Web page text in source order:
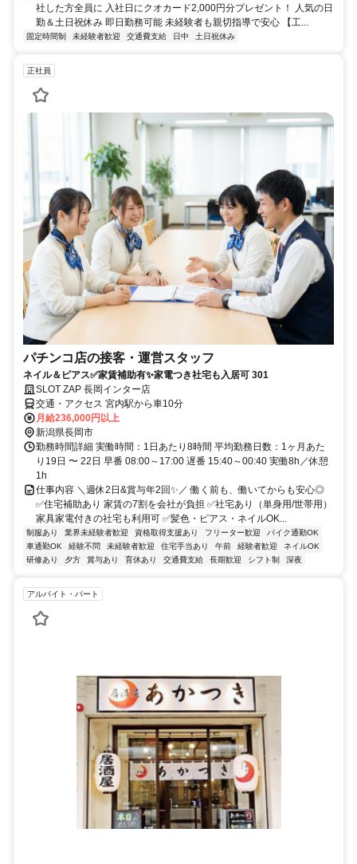
社した方全員に 入社日にクオカード2,000円分プレゼント！ 人気の日
勤＆土日祝休み 即日勤務可能 未経験者も親切指導で安心 【工...
固定時間制 未経験者歓迎 交通費支給 日中 土日祝休み
正社員
パチンコ店の接客・運営スタッフ
ネイル＆ピアス✅家賃補助有✨️家電つき社宅も入居可 301
SLOT ZAP 長岡インター店
交通・アクセス 宮内駅から車10分
月給236,000円以上
新潟県長岡市
勤務時間詳細 実働時間：1日あたり8時間 平均勤務日数：1ヶ月あた
り19日 〜 22日 早番 08:00～17:00 遅番 15:40～00:40 実働8h／休憩
1h
仕事内容 ＼週休2日&賞与年2回✨️／ 働く前も、働いてからも安心◎
✅住宅補助あり 家賃の7割を会社が負担 ✅社宅あり（単身用/世帯用）
家具家電付きの社宅も利用可 ✅髪色・ピアス・ネイルOK...
制服あり 業界未経験者歓迎 資格取得支援あり フリーター歓迎
バイク通勤OK
車通勤OK
経験不問 未経験者歓迎 住宅手当あり 午前 経験者歓迎
ネイルOK
研修あり
夕方 賞与あり 育休あり 交通費支給 長期歓迎 シフト制 深夜
アルバイト・パート